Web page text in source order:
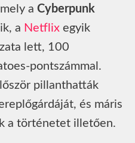
a Cyberpunk
a Netflix egyik
lett, 100
pontszámmal.
pillanthatták
és máris
a történetet illetően.